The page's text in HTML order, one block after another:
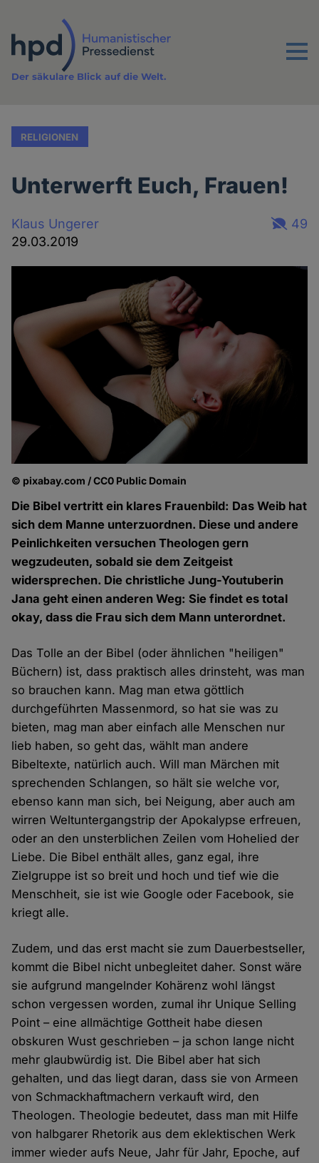
Inhalt
Menu
Der säkulare Blick auf die Welt.
RELIGIONEN
Unterwerft Euch, Frauen!
Klaus Ungerer
29.03.2019
49
© pixabay.com / CC0 Public Domain
Die Bibel vertritt ein klares Frauenbild: Das Weib hat
sich dem Manne unterzuordnen. Diese und andere
Peinlichkeiten versuchen Theologen gern
wegzudeuten, sobald sie dem Zeitgeist
widersprechen. Die christliche Jung-Youtuberin
Jana geht einen anderen Weg: Sie findet es total
okay, dass die Frau sich dem Mann unterordnet.
Das Tolle an der Bibel (oder ähnlichen "heiligen"
Büchern) ist, dass praktisch alles drinsteht, was man
so brauchen kann. Mag man etwa göttlich
durchgeführten Massenmord, so hat sie was zu
bieten, mag man aber einfach alle Menschen nur
lieb haben, so geht das, wählt man andere
Bibeltexte, natürlich auch. Will man Märchen mit
sprechenden Schlangen, so hält sie welche vor,
ebenso kann man sich, bei Neigung, aber auch am
wirren Weltuntergangstrip der Apokalypse erfreuen,
oder an den unsterblichen Zeilen vom Hohelied der
Liebe. Die Bibel enthält alles, ganz egal, ihre
Zielgruppe ist so breit und hoch und tief wie die
Menschheit, sie ist wie Google oder Facebook, sie
kriegt alle.
Zudem, und das erst macht sie zum Dauerbestseller,
kommt die Bibel nicht unbegleitet daher. Sonst wäre
sie aufgrund mangelnder Kohärenz wohl längst
schon vergessen worden, zumal ihr Unique Selling
Point – eine allmächtige Gottheit habe diesen
obskuren Wust geschrieben – ja schon lange nicht
mehr glaubwürdig ist. Die Bibel aber hat sich
gehalten, und das liegt daran, dass sie von Armeen
von Schmackhaftmachern verkauft wird, den
Theologen. Theologie bedeutet, dass man mit Hilfe
von halbgarer Rhetorik aus dem eklektischen Werk
immer wieder aufs Neue, Jahr für Jahr, Epoche, auf